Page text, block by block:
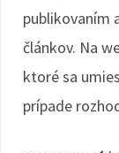
publikovaním
článkov. Na
ktoré sa
prípade